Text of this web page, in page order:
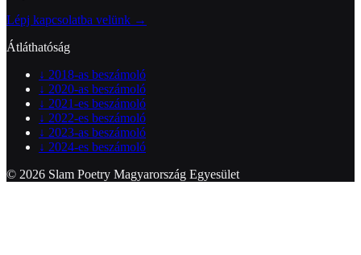
Lépj kapcsolatba velünk →
Átláthatóság
↓ 2018-as beszámoló
↓ 2020-as beszámoló
↓ 2021-es beszámoló
↓ 2022-es beszámoló
↓ 2023-as beszámoló
↓ 2024-es beszámoló
© 2026 Slam Poetry Magyarország Egyesület